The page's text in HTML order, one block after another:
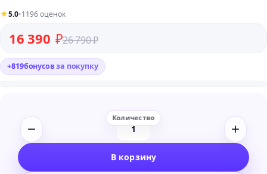
★5.0•1196 оценок
26 790₽
Первоначальная цена составляла 26 790 ₽.
16 390 ₽
Текущая цена: 16 390 ₽.
+819бонусовза покупку
Количество
Brainworx
В корзину